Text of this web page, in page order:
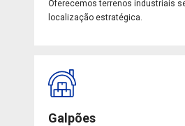
Oferecemos terrenos industriais
localização estratégica.
Galpões